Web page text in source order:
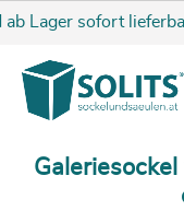
Lager sofort lieferbar